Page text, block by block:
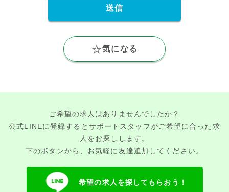
気になる
ご希望の求人はありませんでしたか？
公式LINEに登録するとサポートスタッフがご希望に合った求
人をお探しします。
下のボタンから、お気軽に友達追加してください。
希望の求人を探してもらおう！